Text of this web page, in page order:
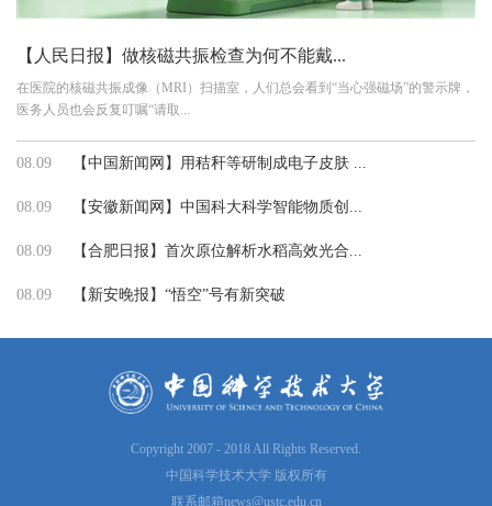
【人民日报】做核磁共振检查为何不能戴...
在医院的核磁共振成像（MRI）扫描室，人们总会看到“当心强磁场”的警示牌，
医务人员也会反复叮嘱“请取...
08.09 【中国新闻网】用秸秆等研制成电子皮肤 ...
08.09 【安徽新闻网】中国科大科学智能物质创...
08.09 【合肥日报】首次原位解析水稻高效光合...
08.09 【新安晚报】“悟空”号有新突破
Copyright 2007 - 2018 All Rights Reserved.
中国科学技术大学 版权所有
联系邮箱news@ustc.edu.cn